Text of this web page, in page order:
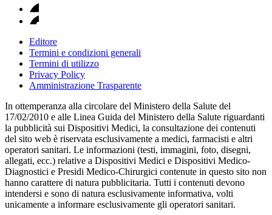
Editore
Termini e condizioni generali
Termini di utilizzo
Privacy Policy
Amministrazione Trasparente
In ottemperanza alla circolare del Ministero della Salute del
17/02/2010 e alle Linea Guida del Ministero della Salute riguardanti
la pubblicità sui Dispositivi Medici, la consultazione dei contenuti
del sito web è riservata esclusivamente a medici, farmacisti e altri
operatori sanitari. Le informazioni (testi, immagini, foto, disegni,
allegati, ecc.) relative a Dispositivi Medici e Dispositivi Medico-
Diagnostici e Presidi Medico-Chirurgici contenute in questo sito non
hanno carattere di natura pubblicitaria. Tutti i contenuti devono
intendersi e sono di natura esclusivamente informativa, volti
unicamente a informare esclusivamente gli operatori sanitari.